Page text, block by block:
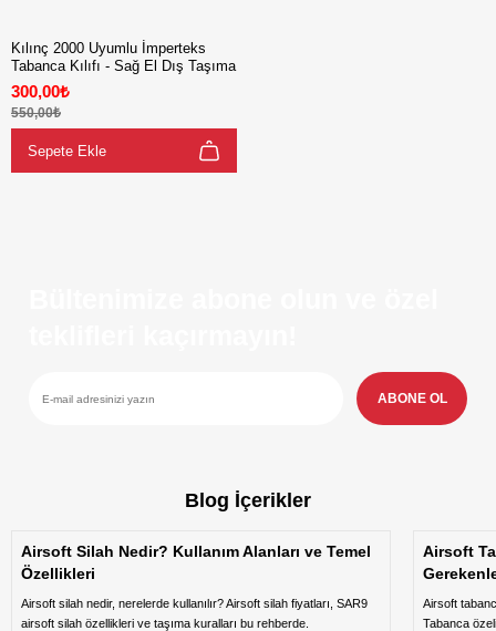
Kılınç 2000 Uyumlu İmperteks
Tabanca Kılıfı - Sağ El Dış Taşıma
300,00₺
550,00₺
Sepete Ekle
ABONE OL
Blog İçerikler
Airsoft Silah Nedir? Kullanım Alanları ve Temel
Özellikleri
Airsoft silah nedir, nerelerde kullanılır? Airsoft silah fiyatları, SAR9
airsoft silah özellikleri ve taşıma kuralları bu rehberde.
Airsoft
Airsoft
Tabanca